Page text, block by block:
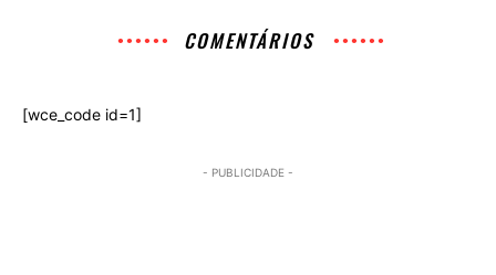
COMENTÁRIOS
[wce_code id=1]
- PUBLICIDADE -